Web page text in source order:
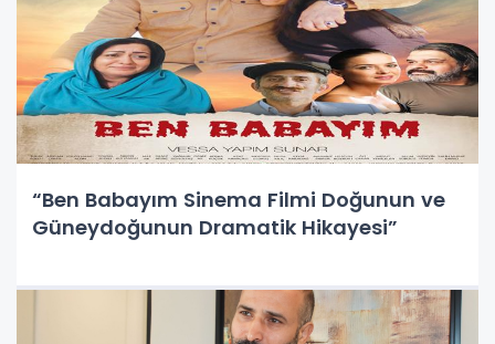
“Ben Babayım Sinema Filmi Doğunun ve
Güneydoğunun Dramatik Hikayesi”